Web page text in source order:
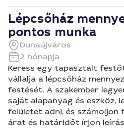
Lépcsőház
pontos munka
Dunaújváros
2 hónapja
Keress egy tapasztalt
vállalja a lépcsőház
festését. A szakember
saját alapanyag és eszköz,
felületet adni, és számoljon
árat és határidőt írjon